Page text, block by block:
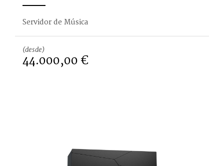
Servidor de Música
(desde)
44.000,00 €